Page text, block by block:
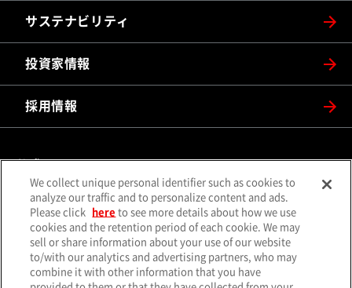
サステナビリティ
投資家情報
採用情報
公式SNS
X（旧Twitter） （別ウィンドウで開く）
Facebook（別ウィンドウで開
Instagram （別ウィンドウで開く）YouTube （別ウィンドウで開
LINE（別ウィンドウで開く） メールマガジン（別ウィンド
ソーシャルメディア一覧
We collect unique personal identifier such as cookies to
analyze our traffic and to personalize content and ads.
Please click
here to see more details about how we use
cookies and the retention period of each cookie. We may
sell or share information about your use of our website
to/with our analytics and advertising partners, who may
combine it with other information that you have